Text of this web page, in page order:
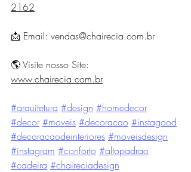
2162
📩 Email: vendas@chairecia.com.br
🌎 Visite nosso Site:
www.chairecia.com.br
#arquitetura #design #homedecor
#decor #moveis #decoracao #instagood
#decoracaodeinteriores #moveisdesign
#instagram #conforto #altopadrao
#cadeira #chaireciadesign